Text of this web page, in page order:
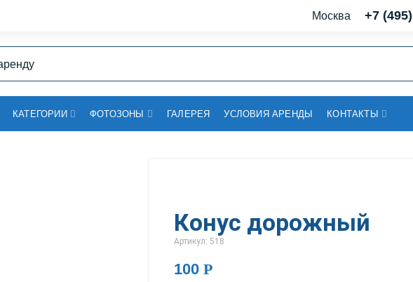
Москва +7
КАТЕГОРИИ ФОТОЗОНЫ ГАЛЕРЕЯ УСЛОВИЯ АРЕНДЫ КОНТАКТЫ
Конус дорожный
Артикул: 518
100 Р